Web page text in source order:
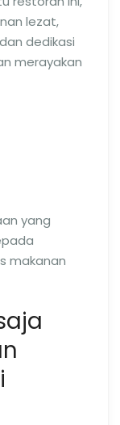
lezat,
dedikasi
merayakan
yang
makanan